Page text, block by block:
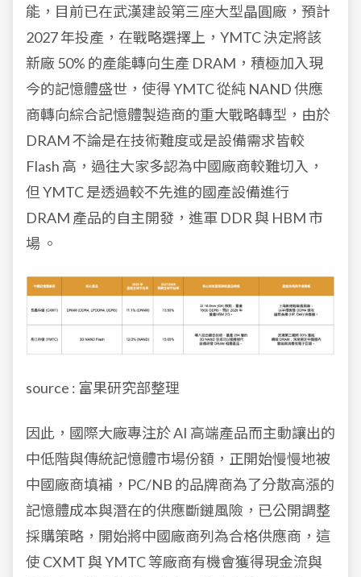
能，目前已在武漢建設第三座大型晶圓廠，預計
2027 年投產，在戰略選擇上，YMTC 決定將該
新廠 50% 的產能轉向生產 DRAM，積極加入現
今的記憶體盛世，使得 YMTC 從純 NAND 供應
商轉向綜合記憶體製造商的重大戰略轉型，由於
DRAM 不論是在技術難度或是設備需求皆較
Flash 高，過往大家多認為中國廠商較難切入，
但 YMTC 是透過較不先進的國產設備進行
DRAM 產品的自主開發，進軍 DDR 與 HBM 市
場 。
source : 富果研究部整理
因此，國際大廠專注於 AI 高端產品而主動讓出的
中低階與傳統記憶體市場份額，正開始慢慢地被
中國廠商填補，PC/NB 的品牌商為了分散高漲的
記憶體成本與潛在的供應斷鏈風險，已公開調整
採購策略，開始將中國廠商列為合格供應商，這
使 CXMT 與 YMTC 等廠商有機會獲得現金流與